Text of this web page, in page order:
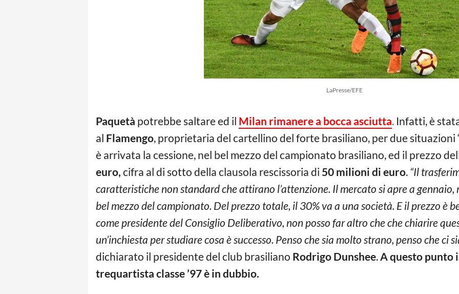
LaPresse/EFE
Paquetà potrebbe saltare ed il Milan rimanere a bocca asciutta. Infatti, è
al Flamengo, proprietaria del cartellino del forte brasiliano, per due situazioni
è arrivata la cessione, nel bel mezzo del campionato brasiliano, ed il prezzo
euro, cifra al di sotto della clausola rescissoria di 50 milioni di euro. “Il
caratteristiche non standard che attirano l’attenzione. Il mercato si apre a
bel mezzo del campionato. Del prezzo totale, il 30% va a una società. E il prezzo è
come presidente del Consiglio Deliberativo, non posso far altro che che chiarire
un’inchiesta per studiare cosa è successo. Penso che sia molto strano, penso che ci
dichiarato il presidente del club brasiliano Rodrigo Dunshee.A questo punto
trequartista classe ’97 è in dubbio.